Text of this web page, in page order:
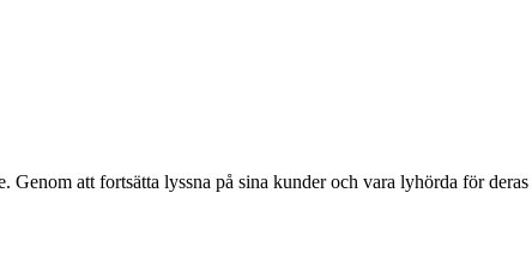
att fortsätta lyssna på sina kunder och vara lyhörda för deras